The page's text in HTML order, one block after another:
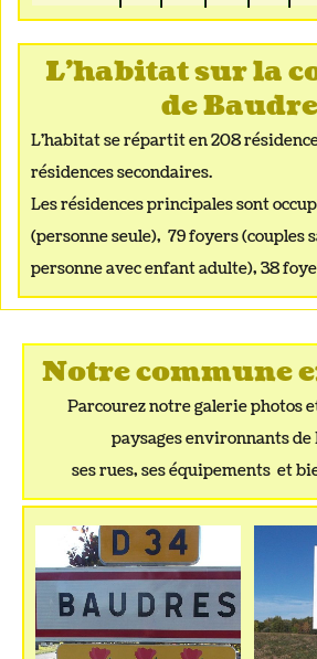
L'habitat surla
de
L'habitat se répartit en 208
résidences secondaires.
Les résidences principales sont
(personne seule), 79 foyers (couples
personne avec enfant adulte), 38
Notre commune
Parcourez notre galerie photos
paysages environnants de
ses rues, ses équipements et